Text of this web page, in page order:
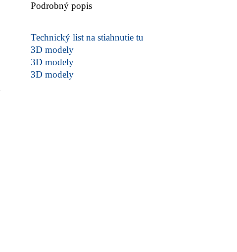
Podrobný popis
Technický list na stiahnutie tu
3D modely
3D modely
3D modely